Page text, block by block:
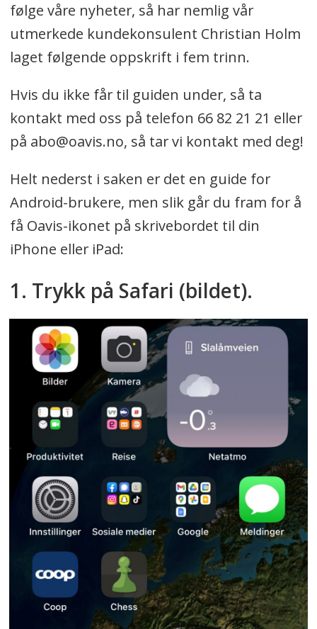
følge våre nyheter, så har nemlig vår
utmerkede kundekonsulent Christian Holm
laget følgende oppskrift i fem trinn.
Hvis du ikke får til guiden under, så ta
kontakt med oss på telefon 66 82 21 21 eller
på abo@oavis.no, så tar vi kontakt med deg!
Helt nederst i saken er det en guide for
Android-brukere, men slik går du fram for å
få Oavis-ikonet på skrivebordet til din
iPhone eller iPad:
1. Trykk på Safari (bildet).